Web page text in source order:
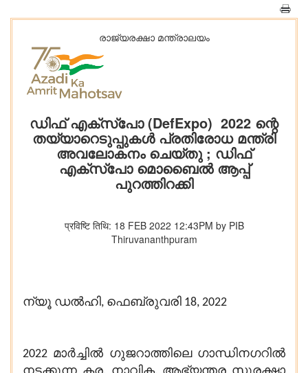
രാജ്യരക്ഷാ മന്ത്രാലയം
ഡിഫ് എക്സ്പോ (DefExpo) 2022 ന്റെ
തയ്യാറെടുപ്പുകൾ പ്രതിരോധ മന്ത്രി
അവലോകനം ചെയ്‌തു ; ഡിഫ്
എക്സ്പോ മൊബൈൽ ആപ്പ്
പുറത്തിറക്കി
प्रविष्टि तिथि: 18 FEB 2022 12:43PM by PIB
Thiruvananthpuram
ന്യൂ ഡൽഹി, ഫെബ്രുവരി 18, 2022
2022 മാർച്ചിൽ ഗുജറാത്തിലെ ഗാന്ധിനഗറിൽ